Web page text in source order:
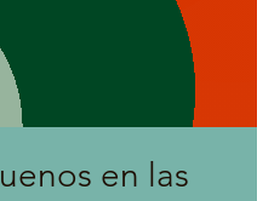
en las